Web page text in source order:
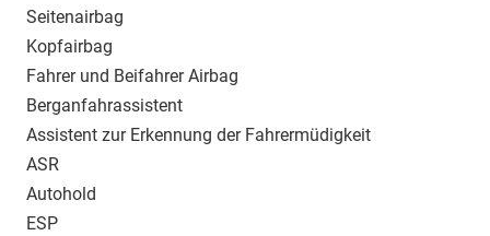
Seitenairbag
Kopfairbag
Fahrer und Beifahrer Airbag
Berganfahrassistent
Assistent zur Erkennung der Fahrermüdigkeit
ASR
Autohold
ESP